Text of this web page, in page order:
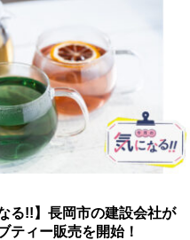
る!!】長岡市の建設会社が
ティー販売を開始！